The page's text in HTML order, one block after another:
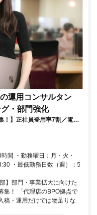
運用コンサルタン
・部門強化
！】正社員登用率7割／電通
／残業月平均4時間19分
間 ・勤務曜日：月・火・
・最低勤務日数（週）：5
】部門・事業拡大に向けた
集！ 「代理店のBPO拠点で
稿・運用だけでは物足りな